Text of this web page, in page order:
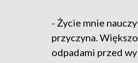
- Życie mnie
przyczyna.
odpadami przed